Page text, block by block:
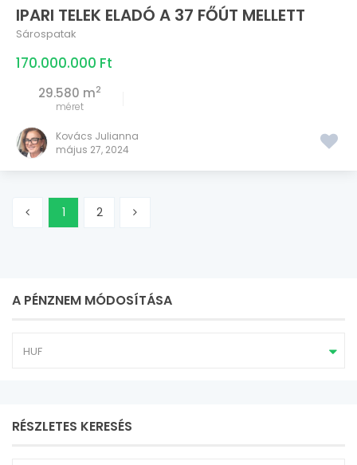
IPARI TELEK ELADÓ A 37 FŐÚT MELLETT
Sárospatak
170.000.000 Ft
29.580 m2
méret
Kovács Julianna
május 27, 2024
1 2
A PÉNZNEM MÓDOSÍTÁSA
HUF
RÉSZLETES KERESÉS